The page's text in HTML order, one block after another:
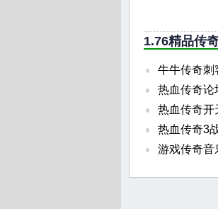
1.76精品传
牛牛传奇刺
热血传奇论
热血传奇开
热血传奇3
游戏传奇